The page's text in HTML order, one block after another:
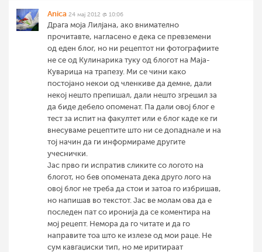
Anica 24 мај 2012 @ 10:06
Драга моја Лилјана, ако внимателно
прочитавте, нагласено е дека се превземени
од еден блог, но ни рецептот ни фотографиите
не се од Кулинарика туку од блогот на Маја-
Куварица на трапезу. Ми се чини како
постојано некои од членкиве да демне, дали
некој нешто препишал, дали нешто згрешил за
да биде дебело опоменат. Па дали овој блог е
тест за испит на факултет или е блог каде ке ги
внесуваме рецептите што ни се допаднале и на
тој начин да ги информираме другите
учеснички.
Јас прво ги испратив сликите со логото на
блогот, но бев опомената дека друго лого на
овој блог не треба да стои и затоа го избришав,
но напишав во текстот. Јас ве молам ова да е
последен пат со иронија да се коментира на
мој рецепт. Немора да го читате и да го
направите тоа што ке излезе од мои раце. Не
сум кавгаџиски тип, но ме иритираат